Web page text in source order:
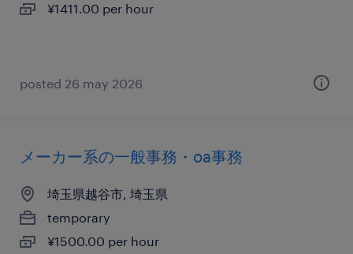
¥1411.00 per hour
posted 26 may 2026
メーカー系の一般事務・oa事務
埼玉県越谷市, 埼玉県
temporary
¥1500.00 per hour